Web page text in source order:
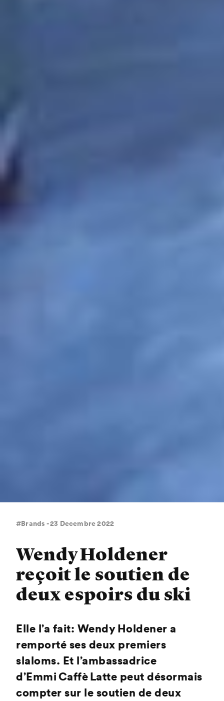
#Brands - 23 Decembre 2022
Wendy Holdener
reçoit le soutien de
deux espoirs du ski
Elle l’a fait: Wendy Holdener a
remporté ses deux premiers
slaloms. Et l’ambassadrice
d’Emmi Caffè Latte peut désormais
compter sur le soutien de deux